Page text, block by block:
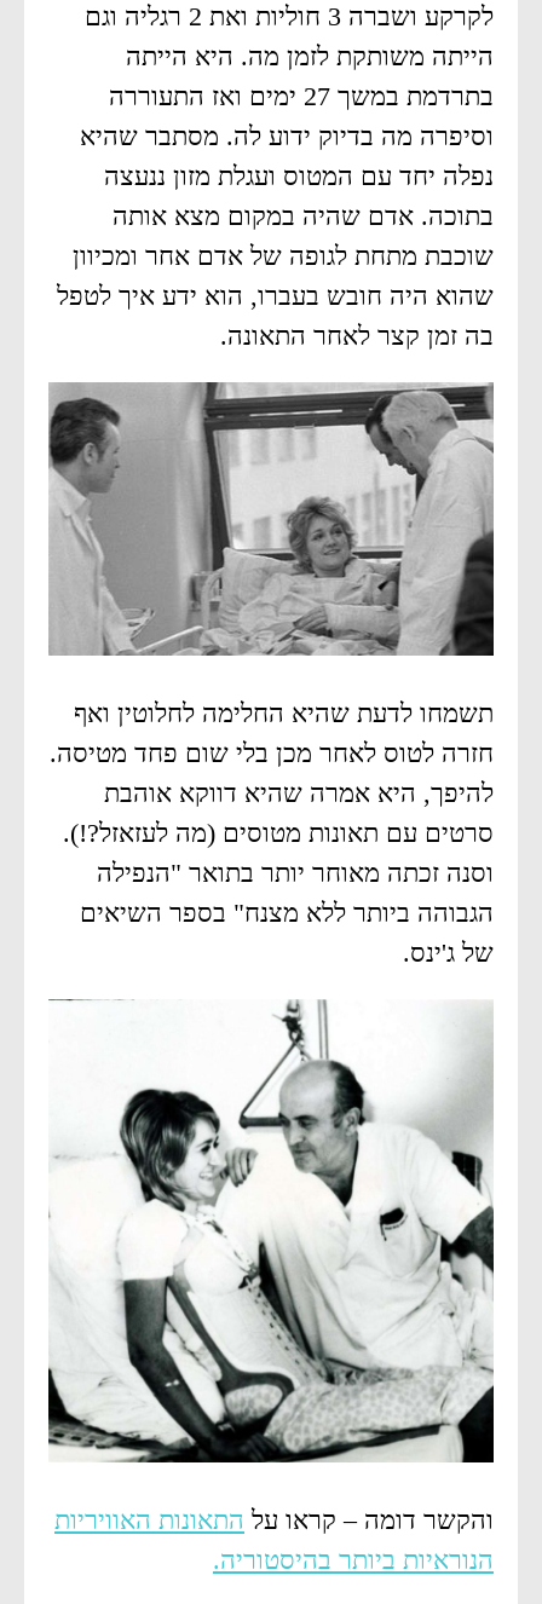
לקרקע ושברה 3 חוליות ואת 2 רגליה וגם
הייתה משותקת לזמן מה. היא הייתה
בתרדמת במשך 27 ימים ואז התעוררה
וסיפרה מה בדיוק ידוע לה. מסתבר שהיא
נפלה יחד עם המטוס ועגלת מזון ננעצה
בתוכה. אדם שהיה במקום מצא אותה
שוכבת מתחת לגופה של אדם אחר ומכיוון
שהוא היה חובש בעברו, הוא ידע איך לטפל
בה זמן קצר לאחר התאונה.
תשמחו לדעת שהיא החלימה לחלוטין ואף
חזרה לטוס לאחר מכן בלי שום פחד מטיסה.
להיפך, היא אמרה שהיא דווקא אוהבת
סרטים עם תאונות מטוסים (מה לעזאזל?!).
וסנה זכתה מאוחר יותר בתואר "הנפילה
הגבוהה ביותר ללא מצנח" בספר השיאים
של ג'ינס.
והקשר דומה – קראו על התאונות האוויריות
הנוראיות ביותר בהיסטוריה.